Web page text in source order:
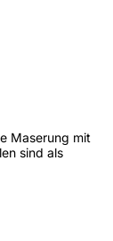
Maserung mit
sind als